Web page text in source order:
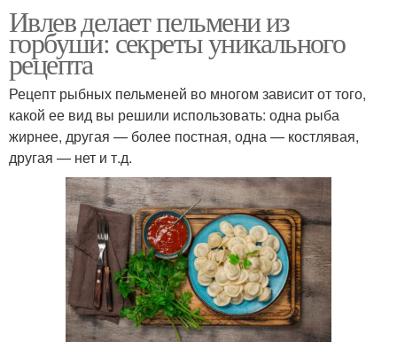
Ивлев делает пельмени из
горбуши: секреты уникального
рецепта
Рецепт рыбных пельменей во многом зависит от того,
какой ее вид вы решили использовать: одна рыба
жирнее, другая — более постная, одна — костлявая,
другая — нет и т.д.